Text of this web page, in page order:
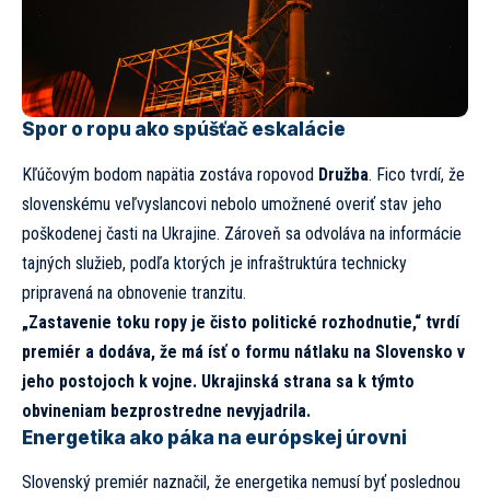
Spor o ropu ako spúšťač eskalácie
Kľúčovým bodom napätia zostáva ropovod Družba. Fico tvrdí, že
slovenskému veľvyslancovi nebolo umožnené overiť stav jeho
poškodenej časti na Ukrajine. Zároveň sa odvoláva na informácie
tajných služieb, podľa ktorých je infraštruktúra technicky
pripravená na obnovenie tranzitu.
„Zastavenie toku ropy je čisto politické rozhodnutie,“ tvrdí
premiér a dodáva, že má ísť o formu nátlaku na Slovensko v
jeho postojoch k vojne. Ukrajinská strana sa k týmto
obvineniam bezprostredne nevyjadrila.
Energetika ako páka na európskej úrovni
Slovenský premiér naznačil, že energetika nemusí byť poslednou